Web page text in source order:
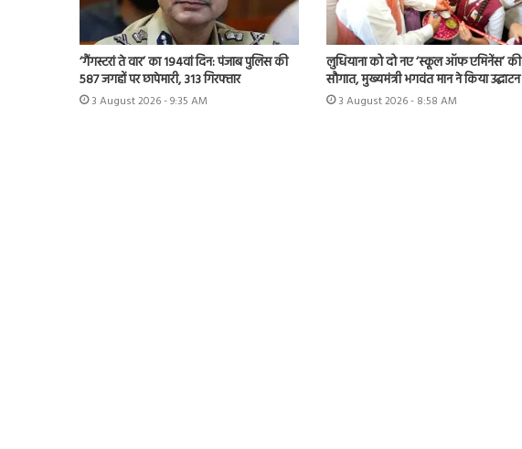
‘गैंगस्टरां ते वार’ का 194वां दिन: पंजाब पुलिस की
587 जगहों पर छापेमारी, 313 गिरफ्तार
3 August 2026 - 9:35 AM
लुधियाना को दो नए ‘स्कूल ऑफ एमिनेंस’ की
सौगात, मुख्यमंत्री भगवंत मान ने किया उद्घाटन
3 August 2026 - 8:58 AM